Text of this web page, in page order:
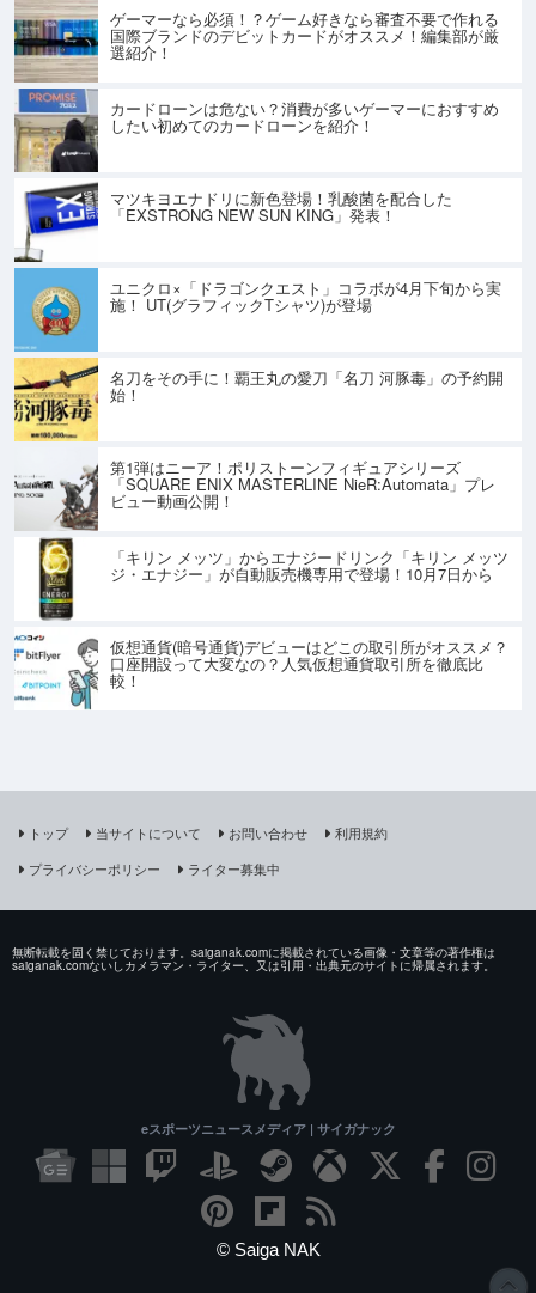
ゲーマーなら必須！？ゲーム好きなら審査不要で作れる
国際ブランドのデビットカードがオススメ！編集部が厳
選紹介！
カードローンは危ない？消費が多いゲーマーにおすすめ
したい初めてのカードローンを紹介！
マツキヨエナドリに新色登場！乳酸菌を配合した
「EXSTRONG NEW SUN KING」発表！
ユニクロ×「ドラゴンクエスト」コラボが4月下旬から実
施！ UT(グラフィックTシャツ)が登場
名刀をその手に！覇王丸の愛刀「名刀 河豚毒」の予約開
始！
第1弾はニーア！ポリストーンフィギュアシリーズ
「SQUARE ENIX MASTERLINE NieR:Automata」プレ
ビュー動画公開！
「キリン メッツ」からエナジードリンク「キリン メッツ
ジ・エナジー」が自動販売機専用で登場！10月7日から
仮想通貨(暗号通貨)デビューはどこの取引所がオススメ？
口座開設って大変なの？人気仮想通貨取引所を徹底比
較！
トップ 当サイトについて お問い合わせ
利用規約
プライバシーポリシー
ライター募集中
無断転載を固く禁じております。saiganak.comに掲載されている画像・文章等の著作権は
saiganak.comないしカメラマン・ライター、又は引用・出典元のサイトに帰属されます。
eスポーツニュースメディア | サイガナック
© Saiga NAK